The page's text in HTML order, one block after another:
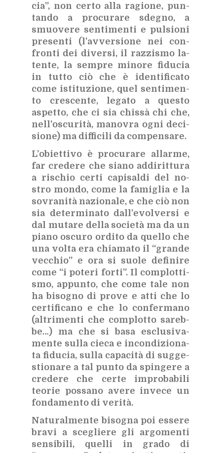
cia”, non cer­to alla ra­gio­ne, pun­
tan­do a pro­cu­ra­re sde­gno, a
smuo­ve­re sen­ti­men­ti e pul­sio­ni
pre­sen­ti (l’av­ver­sio­ne nei con­
fron­ti dei di­ver­si, il raz­zi­smo la­
ten­te, la sem­pre mi­no­re fi­du­cia
in tut­to ciò che è iden­ti­fi­ca­to
come isti­tu­zio­ne, quel sen­ti­men­
to cre­scen­te, le­ga­to a que­sto
aspet­to, che ci sia chis­sà chi che,
nel­l’o­scu­ri­tà, ma­no­vra ogni de­ci­
sio­ne) ma dif­fi­ci­li da com­pen­sa­re.
L’o­biet­ti­vo è pro­cu­ra­re al­lar­me,
far cre­de­re che sia­no ad­di­rit­tu­ra
a ri­schio cer­ti ca­pi­sal­di del no­
stro mon­do, come la fa­mi­glia e la
so­vra­ni­tà na­zio­na­le, e che ciò non
sia de­ter­mi­na­to dal­l’e­vol­ver­si e
dal mu­ta­re del­la so­cie­tà ma da un
pia­no oscu­ro or­di­to da quel­lo che
una vol­ta era chia­ma­to il “gran­de
vec­chio” e ora si suo­le de­fi­ni­re
come “i po­te­ri for­ti”. Il com­plot­ti­
smo, ap­pun­to, che come tale non
ha bi­so­gno di pro­ve e atti che lo
cer­ti­fi­ca­no e che lo con­fer­ma­no
(al­tri­men­ti che com­plot­to sa­reb­
be…) ma che si basa esclu­si­va­
men­te sul­la cie­ca e in­con­di­zio­na­
ta fi­du­cia, sul­la ca­pa­ci­tà di sug­ge­
stio­na­re a tal pun­to da spin­ge­re a
cre­de­re che cer­te im­pro­ba­bi­li
teo­rie pos­sa­no ave­re in­ve­ce un
fon­da­men­to di ve­ri­tà.
Na­tu­ral­men­te bi­so­gna poi es­se­re
bra­vi a sce­glie­re gli ar­go­men­ti
sen­si­bi­li, quel­li in gra­do di